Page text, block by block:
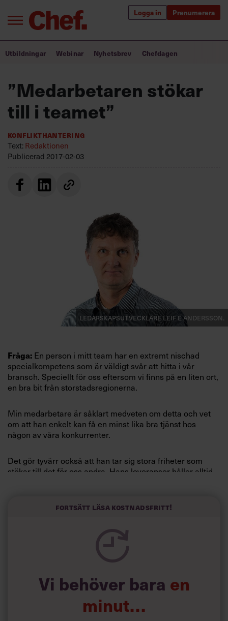
Logga in Prenumerera
Logga in
Annonsera
Villkor och policy för
personuppgiftsbehandling
Bra ledare förändrar världen
Utbildning för ledare
Chefakademin+
Populära utbildningar
Utbildningar Webinar Nyhetsbrev Chefdagen
”Medarbetaren stökar
till i teamet”
Konflikthantering
Text:Redaktionen
Publicerad 2017-02-03
Ledarskapsutvecklare Leif E Andersson.
Fråga: En person i mitt team har en extremt nischad
specialkompetens som är väldigt svår att hitta i vår
bransch. Speciellt för oss eftersom vi finns på en liten ort,
en bra bit från storstadsregionerna.
Min medarbetare är såklart medveten om detta och vet
om att han enkelt kan få en minst lika bra tjänst hos
någon av våra konkurrenter.
Det gör tyvärr också att han tar sig stora friheter som
stökar till det för oss andra. Hans leveranser håller alltid
De fem hetaste yrkesrollerna just nu
Fortsätt läsa kostnadsfritt!
Vi behöver bara en
minut…